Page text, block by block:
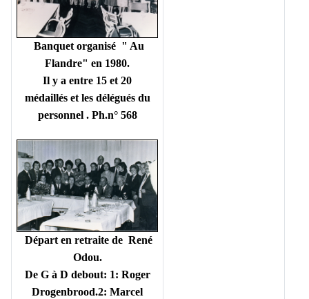
Banquet organisé " Au
Flandre" en 1980.
Il y a entre 15 et 20
médaillés et les délégués du
personnel . Ph.n° 568
Départ en retraite de René
Odou.
De G à D debout: 1: Roger
Drogenbrood.2: Marcel